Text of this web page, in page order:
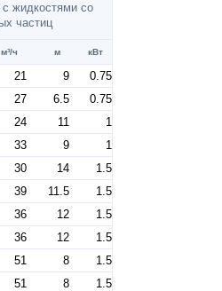
с жидкостями со
частиц
м³/ч м кВт
21 9
0.75
27 6.5
0.75
24 11
1
33 9
1
30 14
1.5
39 11.5
1.5
36 12
1.5
36 12
1.5
51 8
1.5
51 8
1.5